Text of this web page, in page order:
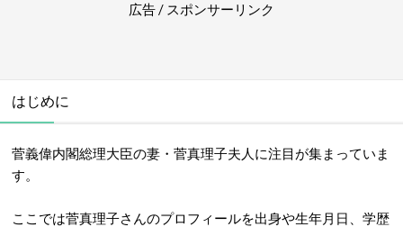
広告 / スポンサーリンク
はじめに
菅義偉内閣総理大臣の妻・菅真理子夫人に注目が集まっていま
す。
ここでは菅真理子さんのプロフィールを出身や生年月日、学歴